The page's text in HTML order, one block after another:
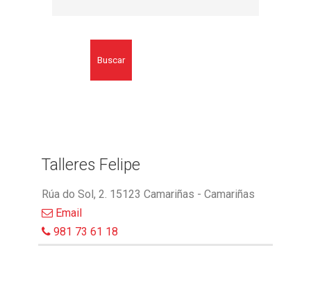
Buscar
Talleres Felipe
Rúa do Sol, 2. 15123 Camariñas - Camariñas
Email
981 73 61 18